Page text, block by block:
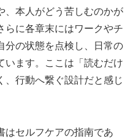
、本人がどう苦しむのかが
らに各章末にはワークやチ
分の状態を点検し、日常の
います。ここは「読むだけ
、行動へ繋ぐ設計だと感じ
はセルフケアの指南であ